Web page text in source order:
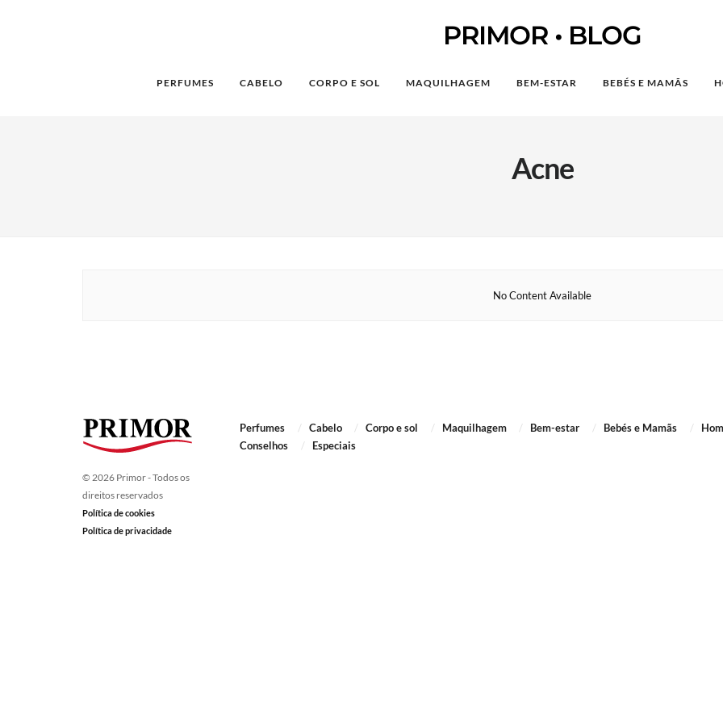
PRIMOR • BLOG
PERFUMES CABELO CORPO E SOL MAQUILHAGEM BEM-ESTAR BEBÉS E MAMÃS
Acne
No Content Available
© 2026 Primor - Todos os
direitos reservados
Política de cookies
Política de privacidade
Perfumes Cabelo Corpo e sol Maquilhagem Bem-estar Bebés e Mamãs
Conselhos
Especiais